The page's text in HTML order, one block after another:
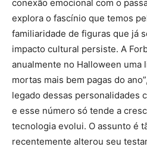
conexão emocional com o
explora o fascínio que temos
familiaridade de figuras que já
impacto cultural persiste. A
anualmente no Halloween uma
mortas mais bem pagas do
legado dessas personalidades
e esse número só tende a
tecnologia evolui. O assunto é
recentemente alterou seu